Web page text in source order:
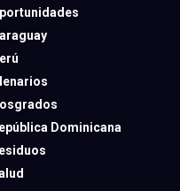
Dominicana